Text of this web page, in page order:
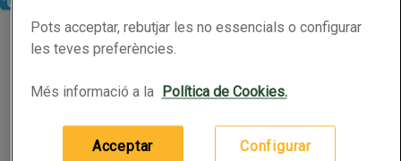
Productes en oferta
EXENTIS Llonganissa extra
Refrigerat
Sense lactosa
Sense gluten
EXENTIS Llonganissa extra
80g (34,88 € per quilo)
2,79 €
Afegeix
Pots acceptar, rebutjar les no essencials o configurar
les teves preferències.
Més informació a la Política de Cookies.
Configurar
Acceptar